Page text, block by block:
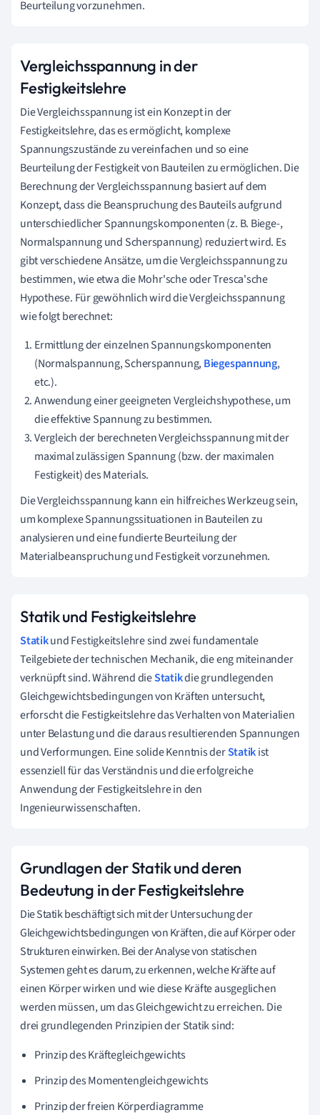
Beurteilung vorzunehmen.
Vergleichsspannung in der
Festigkeitslehre
Die Vergleichsspannung ist ein Konzept in der
Festigkeitslehre, das es ermöglicht, komplexe
Spannungszustände zu vereinfachen und so eine
Beurteilung der Festigkeit von Bauteilen zu ermöglichen. Die
Berechnung der Vergleichsspannung basiert auf dem
Konzept, dass die Beanspruchung des Bauteils aufgrund
unterschiedlicher Spannungskomponenten (z. B. Biege-,
Normalspannung und Scherspannung) reduziert wird. Es
gibt verschiedene Ansätze, um die Vergleichsspannung zu
bestimmen, wie etwa die Mohr'sche oder Tresca'sche
Hypothese. Für gewöhnlich wird die Vergleichsspannung
wie folgt berechnet:
Ermittlung der einzelnen Spannungskomponenten
(Normalspannung, Scherspannung,Biegespannung,
etc.).
Anwendung einer geeigneten Vergleichshypothese, um
die effektive Spannung zu bestimmen.
Vergleich der berechneten Vergleichsspannung mit der
maximal zulässigen Spannung (bzw. der maximalen
Festigkeit) des Materials.
Die Vergleichsspannung kann ein hilfreiches Werkzeug sein,
um komplexe Spannungssituationen in Bauteilen zu
analysieren und eine fundierte Beurteilung der
Materialbeanspruchung und Festigkeit vorzunehmen.
Statik und Festigkeitslehre
Statikund Festigkeitslehre sind zwei fundamentale
Teilgebiete der technischen Mechanik, die eng miteinander
verknüpft sind. Während dieStatikdie grundlegenden
Gleichgewichtsbedingungen von Kräften untersucht,
erforscht die Festigkeitslehre das Verhalten von Materialien
unter Belastung und die daraus resultierenden Spannungen
und Verformungen. Eine solide Kenntnis derStatikist
essenziell für das Verständnis und die erfolgreiche
Anwendung der Festigkeitslehre in den
Ingenieurwissenschaften.
Grundlagen der Statik und deren
Bedeutung in der Festigkeitslehre
Die Statik beschäftigt sich mit der Untersuchung der
Gleichgewichtsbedingungen von Kräften, die auf Körper oder
Strukturen einwirken. Bei der Analyse von statischen
Systemen geht es darum, zu erkennen, welche Kräfte auf
einen Körper wirken und wie diese Kräfte ausgeglichen
werden müssen, um das Gleichgewicht zu erreichen. Die
drei grundlegenden Prinzipien der Statik sind:
Prinzip des Kräftegleichgewichts
Prinzip des Momentengleichgewichts
Prinzip der freien Körperdiagramme